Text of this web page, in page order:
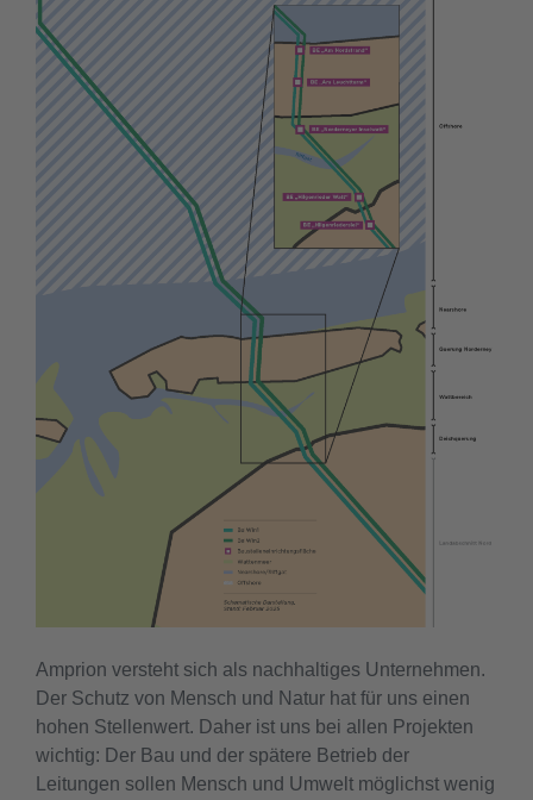
Amprion versteht sich als nachhaltiges Unternehmen.
Der Schutz von Mensch und Natur hat für uns einen
hohen Stellenwert. Daher ist uns bei allen Projekten
wichtig: Der Bau und der spätere Betrieb der
Leitungen sollen Mensch und Umwelt möglichst wenig